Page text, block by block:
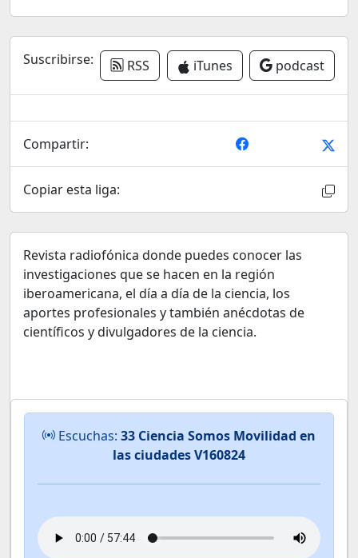
Suscribirse: RSS iTunes podcast
Compartir:
Copiar esta liga:
Revista radiofónica donde puedes conocer las
investigaciones que se hacen en la región
iberoamericana, el día a día de la ciencia, los
aportes profesionales y también anécdotas de
científicos y divulgadores de la ciencia.
Escuchas: 33 Ciencia Somos Movilidad en
las ciudades V160824